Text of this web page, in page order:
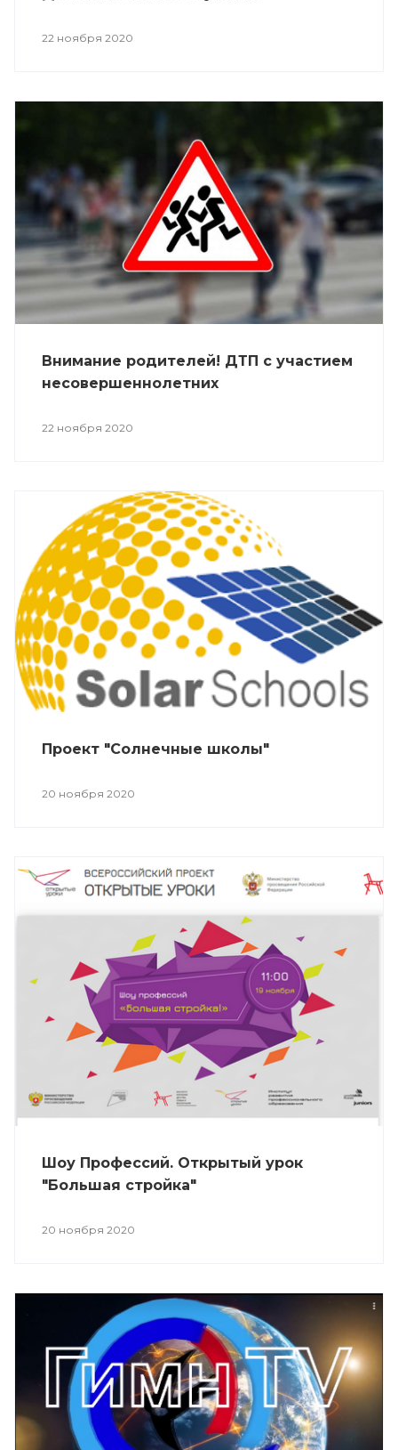
22 ноября 2020
Внимание родителей! ДТП с участием
несовершеннолетних
22 ноября 2020
Проект "Солнечные школы"
20 ноября 2020
Шоу Профессий. Открытый урок
"Большая стройка"
20 ноября 2020